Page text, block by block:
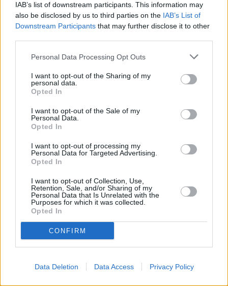
IAB’s list of downstream participants. This information may
also be disclosed by us to third parties on the IAB’s List of
Downstream Participants that may further disclose it to other
Personal Data Processing Opt Outs
I want to opt-out of the Sharing of my
personal data.
Opted In
I want to opt-out of the Sale of my
Personal Data.
Opted In
I want to opt-out of processing my
Personal Data for Targeted Advertising.
Opted In
I want to opt-out of Collection, Use,
Retention, Sale, and/or Sharing of my
Personal Data that Is Unrelated with the
Purposes for which it was collected.
Opted In
CONFIRM
Data Deletion Data Access Privacy Policy
Τοξότης
Η εποχή των Διδύμων φέρνει αυξημένη τύχη
στον τομέα των σχέσεων για τους Τοξότες.
Με τη Νέα Σελήνη και τον Ερμή να φέρνουν
νέα ενέργεια και διαύγεια, νιώθετε πιο
επικεντρωμένοι, κοινωνικοί και έτοιμοι να
επανασυνδεθείτε ουσιαστικά με τους γύρω
σας.
Ο Ιούνιος ευνοεί τη βαθύτερη σύνδεση, τη
συμφιλίωση και το φούντωμα του